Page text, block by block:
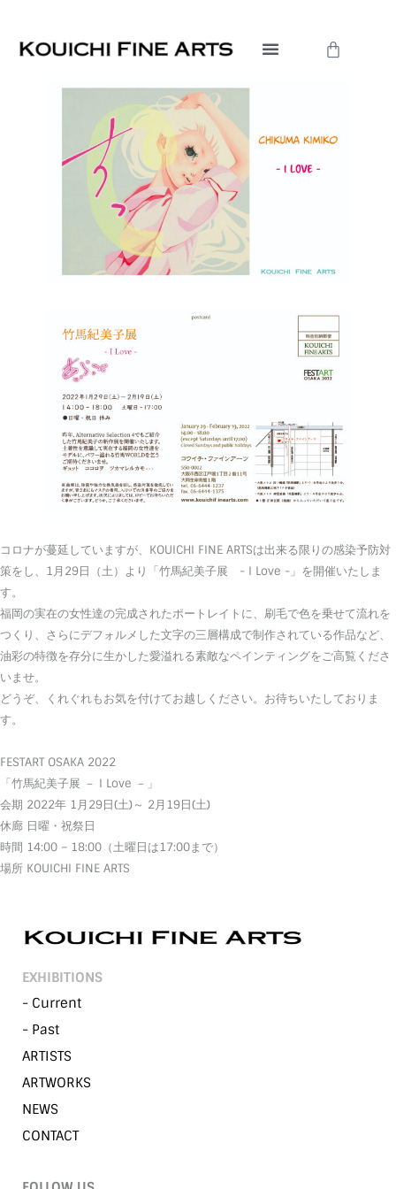
Cart
コロナが蔓延していますが、KOUICHI FINE ARTSは出来る限りの感染予防対
策をし、1月29日（土）より 「竹馬紀美子展 - I Love -」を開催いたしま
す。
福岡の実在の女性達の完成されたポートレイトに、刷毛で色を乗せて流れを
つくり、さらにデフォルメした文字の三層構成で制作されている作品など、
油彩の特徴を存分に生かした愛溢れる素敵なペイ ンティングをご高覧くださ
いませ。
どうぞ、くれぐれもお気を付けてお越しください。お待ちいたしておりま
す。
FESTART OSAKA 2022
「竹馬紀美子展 － I Love －」
会期 2022年 1月29日(土)～ 2月19日(土)
休廊 日曜・祝祭日
時間 14:00 – 18:00（土曜日は17:00まで）
場所 KOUICHI FINE ARTS
EXHIBITIONS
- Current
- Past
ARTISTS
ARTWORKS
NEWS
CONTACT